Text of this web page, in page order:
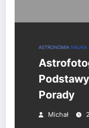
ASTRONOMIA NAUKA
Porady
Michał